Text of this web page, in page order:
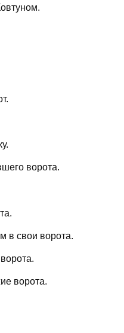
ворота.
в свои ворота.
ворота.